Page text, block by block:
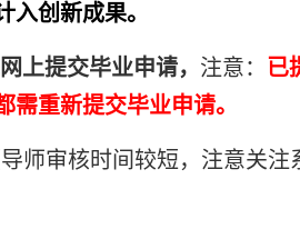
入创新成果。
上提交毕业申请， 注意：
已
重新提交毕业申请。
师审核时间较短，注意关注